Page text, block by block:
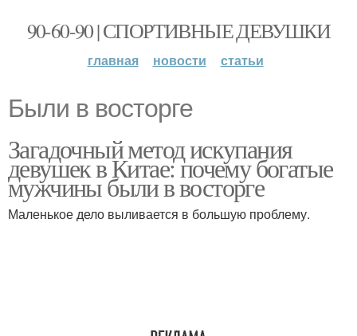
90-60-90 | СПОРТИВНЫЕ ДЕВУШКИ
главная новости статьи
Были в восторге
Загадочный метод искупания
девушек в Китае: почему богатые
мужчины были в восторге
Маленькое дело выливается в большую проблему.